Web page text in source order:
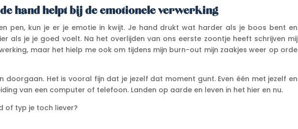
hand helpt bij de emotionele verwerking
pen, kun je er je emotie in kwijt. Je hand drukt wat harder als je boos bent en
als je je goed voelt. Na het overlijden van ons eerste zoontje heeft schrijven mij
maar het hielp me ook om tijdens mijn burn-out mijn zaakjes weer op orde
doorgaan. Het is vooral fijn dat je jezelf dat moment gunt. Even één met jezelf en
van een computer of telefoon. Landen op aarde en leven in het hier en nu.
of typ je toch liever?